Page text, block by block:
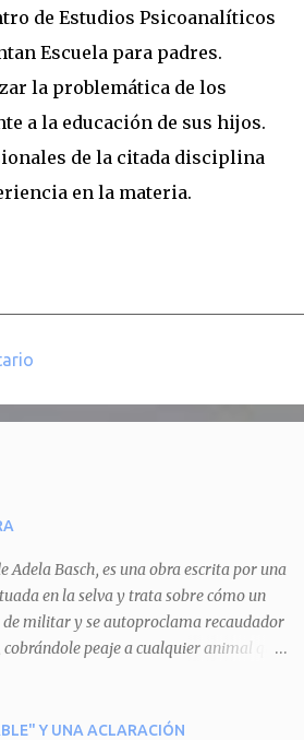
de Estudios Psicoanalíticos
Escuela para padres.
la problemática de los
a la educación de sus hijos.
de la citada disciplina
en la materia.
Adela Basch, es una obra escrita por una
en la selva y trata sobre cómo un
militar y se autoproclama recaudador
peaje a cualquier animal que
manera pasa con Tatú, el armadillo.
Y UNA ACLARACIÓN